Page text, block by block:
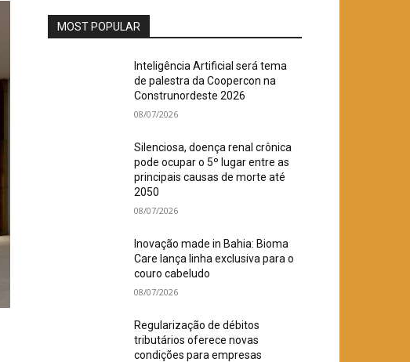
MOST POPULAR
Inteligência Artificial será tema
de palestra da Coopercon na
Construnordeste 2026
08/07/2026
Silenciosa, doença renal crônica
pode ocupar o 5º lugar entre as
principais causas de morte até
2050
08/07/2026
Inovação made in Bahia: Bioma
Care lança linha exclusiva para o
couro cabeludo
08/07/2026
Regularização de débitos
tributários oferece novas
condições para empresas